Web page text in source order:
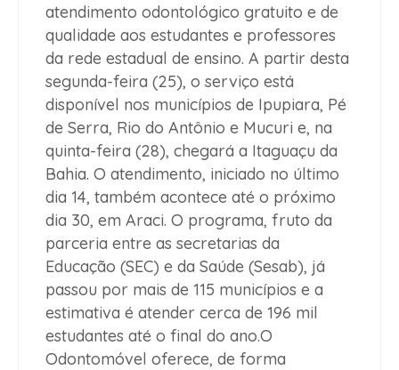
atendimento odontológico gratuito e de
qualidade aos estudantes e professores
da rede estadual de ensino. A partir desta
segunda-feira (25), o serviço está
disponível nos municípios de Ipupiara, Pé
de Serra, Rio do Antônio e Mucuri e, na
quinta-feira (28), chegará a Itaguaçu da
Bahia. O atendimento, iniciado no último
dia 14, também acontece até o próximo
dia 30, em Araci. O programa, fruto da
parceria entre as secretarias da
Educação (SEC) e da Saúde (Sesab), já
passou por mais de 115 municípios e a
estimativa é atender cerca de 196 mil
estudantes até o final do ano.O
Odontomóvel oferece, de forma